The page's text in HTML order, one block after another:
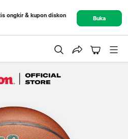
ongkir & kupon diskon
Buka